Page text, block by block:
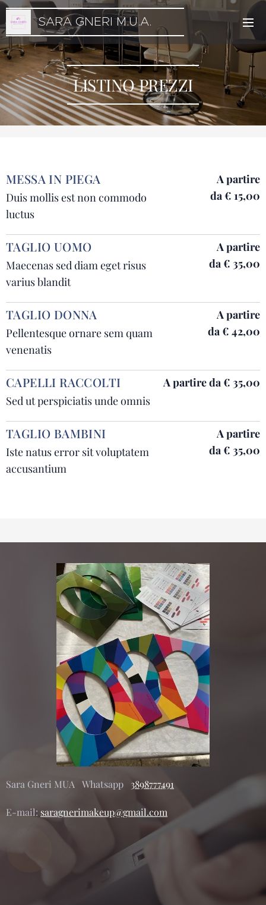
SARA GNERI M.U.A.
M.U.A M.U.A.
LISTINO PREZZI
MESSA IN PIEGA
Duis mollis est non commodo
luctus
A partire
da€ 15,00
TAGLIO UOMO
Maecenas sed diam eget risus
varius blandit
A partire
da€ 35,00
TAGLIO DONNA
Pellentesque ornare sem quam
venenatis
A partire
da€ 42,00
CAPELLI RACCOLTI
Sed ut perspiciatis unde omnis
A partire da€ 35,00
TAGLIO BAMBINI
Iste natus error sit voluptatem
accusantium
A partire
da€ 35,00
Sara Gneri MUA Whatsapp 3898777491
E-mail: saragnerimakeup@gmail.com